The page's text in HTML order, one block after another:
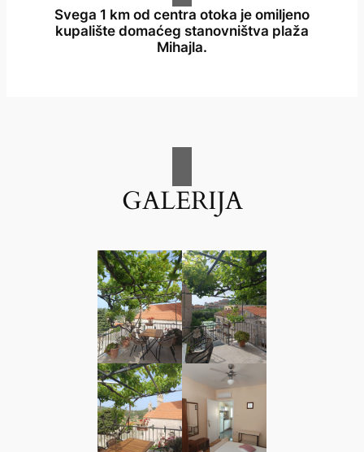
Svega 1 km od centra otoka je omiljeno
kupalište domaćeg stanovništva plaža
Mihajla.
GALERIJA